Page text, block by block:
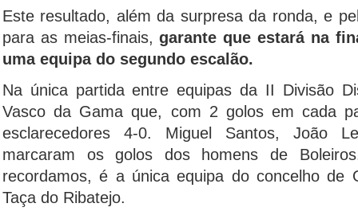
Este resultado, além da surpresa da ronda, e
para as meias-finais,garante que estará na
uma equipa do segundo escalão.
Na única partida entre equipas da II Divisão
Vasco da Gama que, com 2 golos em cada
esclarecedores 4-0. Miguel Santos, João
marcaram os golos dos homens de
recordamos, é a única equipa do concelho de
Taça do Ribatejo.